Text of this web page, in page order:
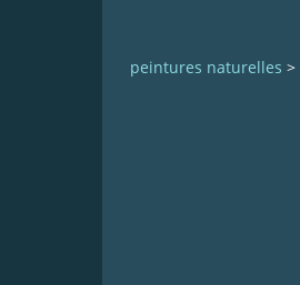
peintures naturelles >